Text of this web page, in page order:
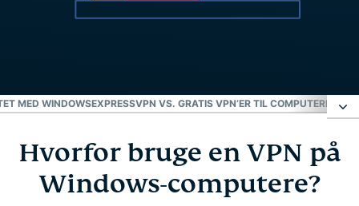
MED WINDOWSEXPRESSVPN VS. GRATIS VPN’ER TIL COMPUTERE
Hvorfor bruge en VPN på Windows-computere?
Konfigurer ExpressVPN på Windows med tre trin
Hvorfor bruge en VPN på
Windows-computere?